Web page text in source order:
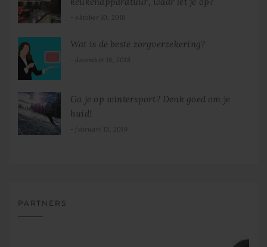
oktober 10, 2018
Wat is de beste zorgverzekering?
december 18, 2018
Ga je op wintersport? Denk goed om je
huid!
februari 13, 2019
PARTNERS